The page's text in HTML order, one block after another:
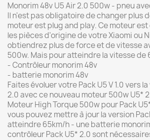
Monorim 48v U5 Air 2.0 500w - pneu
Il n'est pas obligatoire de changer plus
moteur est plug and play. Ce moteur
les pièces d'origine de votre Xiaomi ou
obtiendrez plus de force et de vitesse
500w. Mais pour atteindre la vitesse de
- Contrôleur monorim 48v
- batterie monorim 48v
Faites évoluer votre Pack U5 V 1.0 vers
2.0 avec ce nouveau moteur 500w U5*
Moteur High Torque 500w pour Pack
vous pouvez mettre à jour la version
atteindre 65km/h - une batterie
contrôleur Pack U5* 2.0 sont